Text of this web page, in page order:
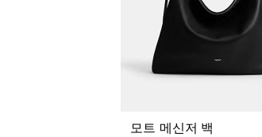
모트 메신저 백